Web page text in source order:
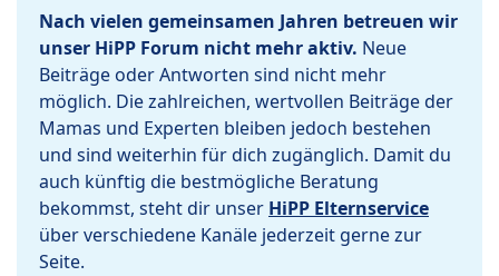
Nach vielen gemeinsamen Jahren betreuen wir
unser HiPP Forum nicht mehr aktiv. Neue
Beiträge oder Antworten sind nicht mehr
möglich. Die zahlreichen, wertvollen Beiträge der
Mamas und Experten bleiben jedoch bestehen
und sind weiterhin für dich zugänglich. Damit du
auch künftig die bestmögliche Beratung
bekommst, steht dir unser HiPP Elternservice
über verschiedene Kanäle jederzeit gerne zur
Seite.